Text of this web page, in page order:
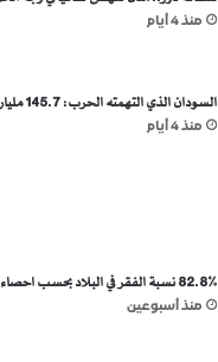
منذ 4 أيام
السودان الذي التهمته الحرب: 145.7 مليار دولار خسائر تقديرية
منذ 4 أيام
82.8% نسبة الفقر في البلاد بحسب احصاء رسمي
منذ أسبوعين